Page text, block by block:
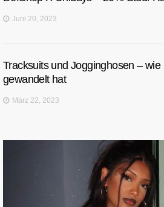
Juni 20, 2023
Tracksuits und Jogginghosen –
gewandelt hat
März 22, 2023